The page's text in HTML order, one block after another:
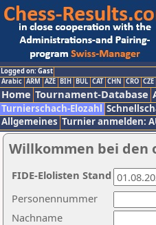
Logged on: Gast
Arabic ARM AZE BIH BUL CAT CHN CRO CZE
Home Tournament-Database
Turnierschach-Elozahl
Allgemeines Turnier anmelden:
Willkommen bei den
Nachname
Personennummer
FIDE-Elolisten Stand